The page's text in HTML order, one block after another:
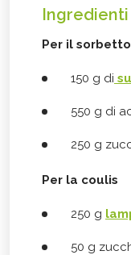
Ingredienti
Per il sorbetto
150 g di
550 g di
250 g
Per la coulis
250 g
50 g